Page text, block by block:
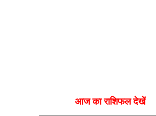
आज का राशिफल देखें